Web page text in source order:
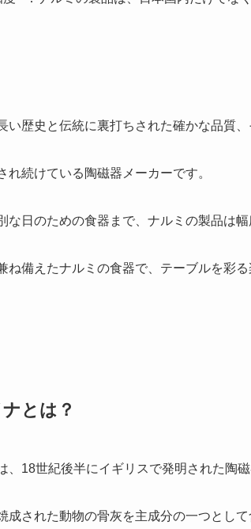
い歴史と伝統に裏打ちされた確かな品質
れ続けている陶磁器メーカーです。
な日のための食器まで、ナルミの製品は
ね備えたナルミの食器で、テーブルを彩
とは？
、18世紀後半にイギリスで発明された陶磁
成された動物の骨灰を主成分の一つとして